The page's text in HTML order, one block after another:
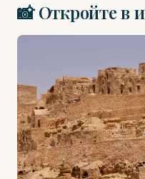
📸 Откройте в